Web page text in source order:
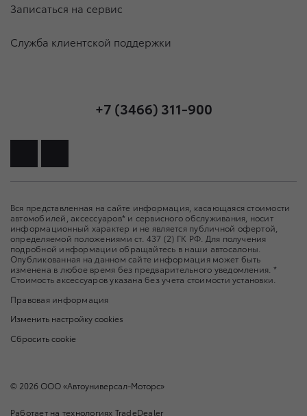
Записаться на сервис
Служба клиентской поддержки
+7 (3466) 311-900
Вся представленная на сайте информация, касающаяся стоимости
автомобилей, аксессуаров* и сервисного обслуживания, носит
информационный характер и не является публичной офертой,
определяемой положениями ст. 437 (2) ГК РФ. Для получения
подробной информации обращайтесь в наши автосалоны.
Опубликованная на данном сайте информация может быть
изменена в любое время без предварительного уведомления. *
Стоимость аксессуаров указана без учета стоимости установки.
Правовая информация
Изменить настройку cookies
Сбросить cookie
© 2026 ООО «Автоуниверсал-Моторс»
Работает на технологиях TradeDealer